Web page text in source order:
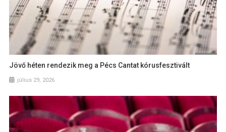
Jövő héten rendezik meg a Pécs Cantat kórusfesztivált
július 29, 2026